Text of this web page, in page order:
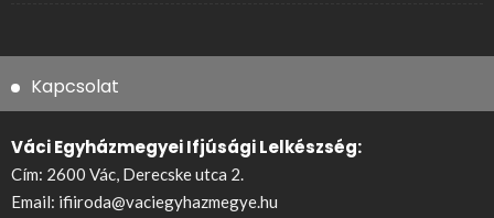
Kapcsolat
Váci Egyházmegyei Ifjúsági Lelkészség:
Cím: 2600 Vác, Derecske utca 2.
Email: ifiiroda@vaciegyhazmegye.hu